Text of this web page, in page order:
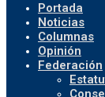
Portada
Noticias
Columnas
Opinión
Federación